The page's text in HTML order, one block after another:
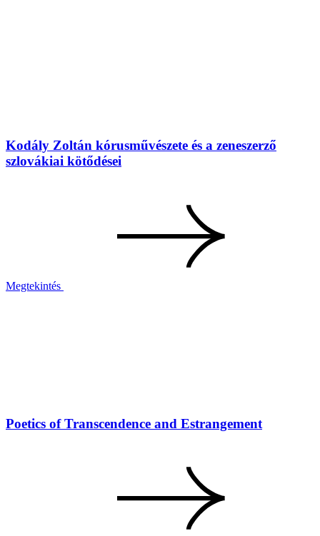
Kodály Zoltán kórusművészete és a zeneszerző
szlovákiai kötődései
Megtekintés
Poetics of Transcendence and Estrangement